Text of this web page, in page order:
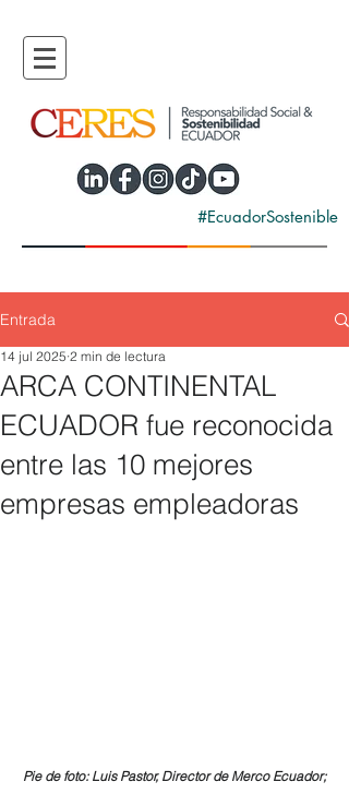
#EcuadorSostenible
Entrada
ARCA CONTINENTAL
ECUADOR fue reconocida
entre las 10 mejores
empresas empleadoras
14 jul 2025 2 min de lectura
Pie de foto: Luis Pastor, Director de Merco Ecuador;